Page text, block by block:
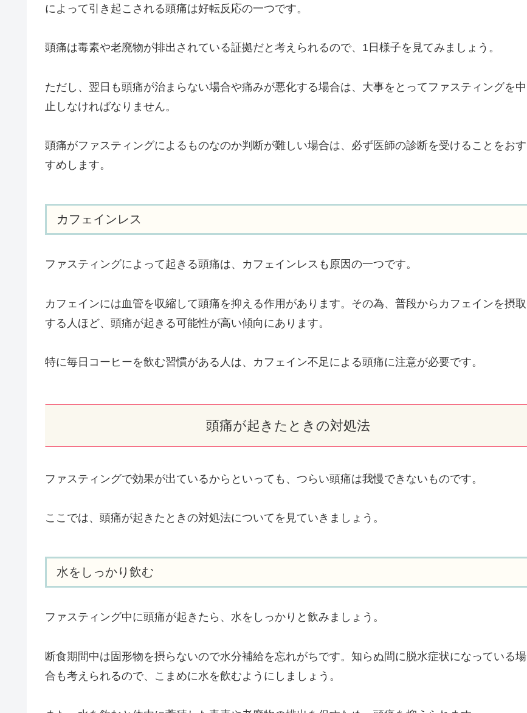
によって引き起こされる頭痛は好転反応の一つです。
頭痛は毒素や老廃物が排出されている証拠だと考えられるので、1日様子を見てみましょう。
ただし、翌日も頭痛が治まらない場合や痛みが悪化する場合は、大事をとってファスティングを中
止しなければなりません。
頭痛がファスティングによるものなのか判断が難しい場合は、必ず医師の診断を受けることをおす
すめします。
カフェインレス
ファスティングによって起きる頭痛は、カフェインレスも原因の一つです。
カフェインには血管を収縮して頭痛を抑える作用があります。その為、普段からカフェインを摂取
する人ほど、頭痛が起きる可能性が高い傾向にあります。
特に毎日コーヒーを飲む習慣がある人は、カフェイン不足による頭痛に注意が必要です。
頭痛が起きたときの対処法
ファスティングで効果が出ているからといっても、つらい頭痛は我慢できないものです。
ここでは、頭痛が起きたときの対処法についてを見ていきましょう。
水をしっかり飲む
ファスティング中に頭痛が起きたら、水をしっかりと飲みましょう。
断食期間中は固形物を摂らないので水分補給を忘れがちです。知らぬ間に脱水症状になっている場
合も考えられるので、こまめに水を飲むようにしましょう。